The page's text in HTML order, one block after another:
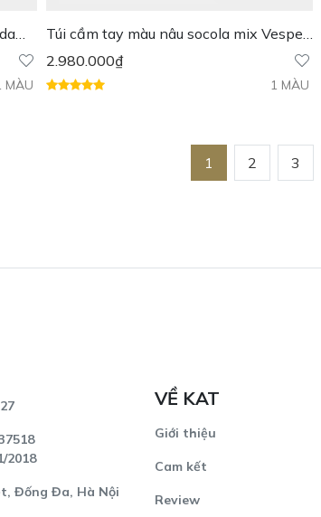
MÀU
Túi cầm tay màu nâu socola mix Vesper
2.980.000₫
1 MÀU
1 2 3
2018
Đống Đa, Hà Nội
VỀ KAT
Giới thiệu
Cam kết
Review